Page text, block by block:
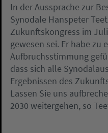
In der Aussprache zur
Synodale Hanspeter
Zukunftskongress im
gewesen sei. Er habe
Aufbruchsstimmung
dass sich alle
Ergebnissen des
Lassen Sie uns
2030 weitergehen, so